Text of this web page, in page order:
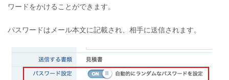
ワードをかけることができます。
パスワードはメール本文に記載され、相手に送信されます。